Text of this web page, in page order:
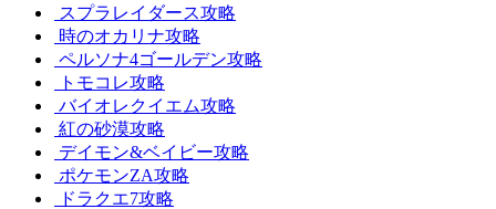
スプラレイダース攻略
時のオカリナ攻略
ペルソナ4ゴールデン攻略
トモコレ攻略
バイオレクイエム攻略
紅の砂漠攻略
デイモン&ベイビー攻略
ポケモンZA攻略
ドラクエ7攻略